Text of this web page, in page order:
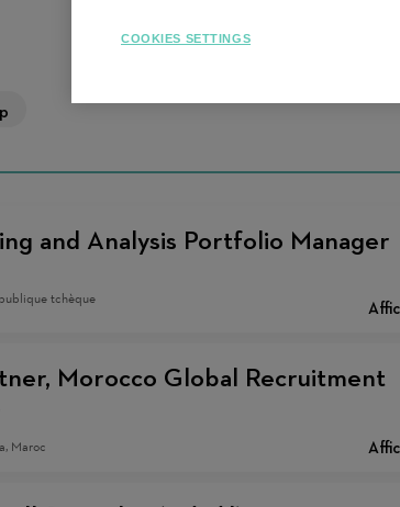
and Analysis Portfolio Manager
tchèque
Morocco Global Recruitment
Maroc
COOKIES SETTINGS